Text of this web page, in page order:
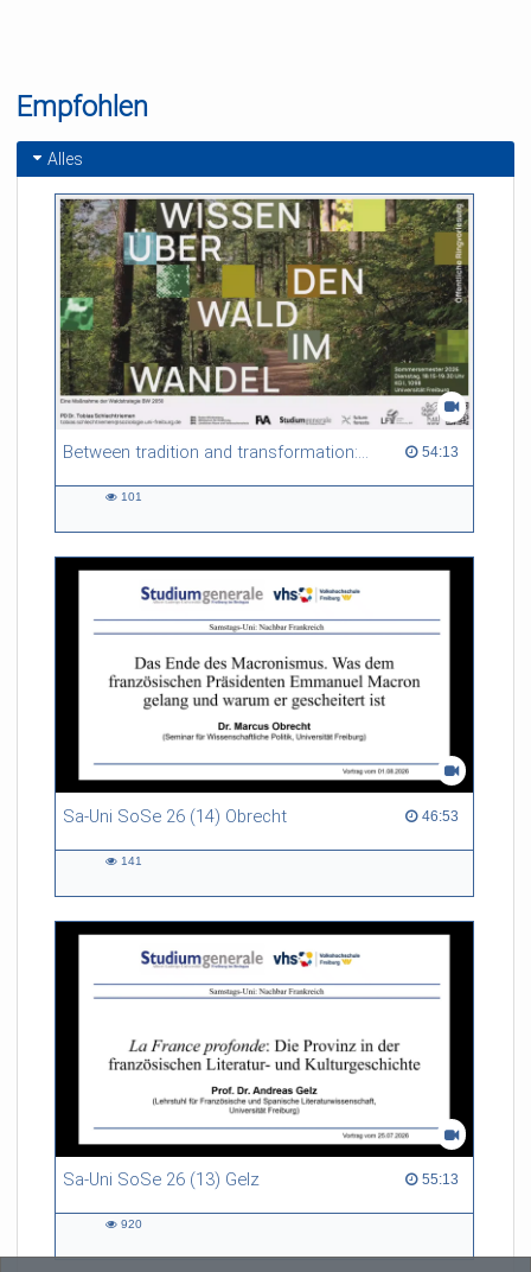
Empfohlen
Alles
Between tradition and transformation: how owners, advisers and institutions co-create knowledge for resilient forests in Europe 54:13
54:13 duration
101
Sa-Uni SoSe 26 (14) Obrecht 46:53
46:53 duration
141
Sa-Uni SoSe 26 (13) Gelz 55:13
55:13 duration
920